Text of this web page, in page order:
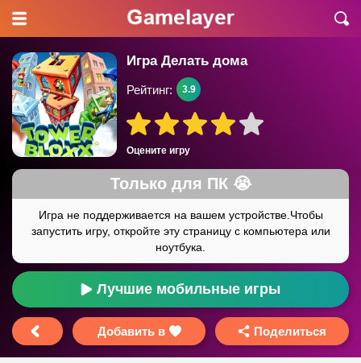
Игра Делать дома
Оцените игру
Рейтинг: 3.9
Лучшие мобильные игры
Добавить в Поделиться